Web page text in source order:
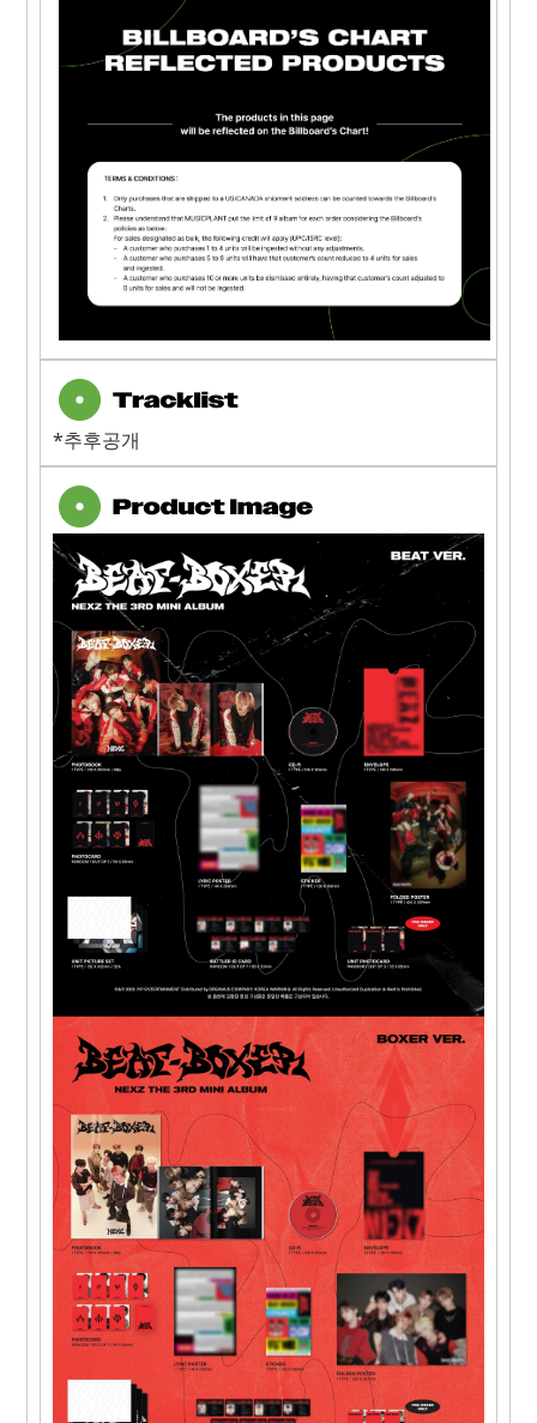
*추후공개